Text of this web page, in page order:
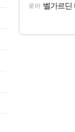
로아 벨가르딘 나